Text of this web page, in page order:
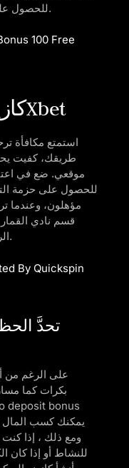
للحصول على جولة مكافأة من أي نوع الاسترداد.
100 Free
كازينو مصر اون لاين 1Xbet
استمتع مكافأة
طريقك، كفيت
موقعي. ضع في
للحصول على حزمة
مؤهلون، وعندما
قسم نادي القمار
الرأسي ، حيث تلعب بأكثر من يد واحدة.
By Quickspin
تحدَّ
على الرغم من
بكرات كما
ومع ذلك ، إذا كنت
للنشاط أو إذا كان